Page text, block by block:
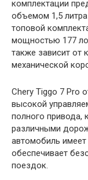
комплектации
объемом 1,5
топовой
мощностью 177
также зависит от
механической
Chery Tiggo 7 Pro
высокой
полного привода,
различными
автомобиль
обеспечивает
поездок.